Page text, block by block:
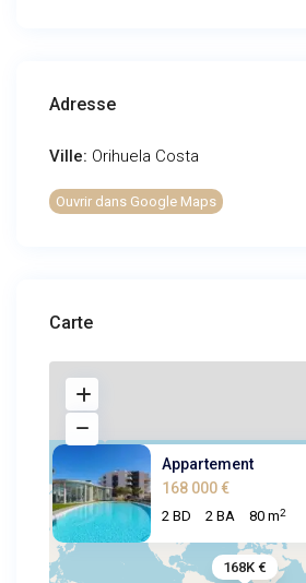
Adresse
Ville: Orihuela Costa
Ouvrir dans Google Maps
Carte
168K €
Appartement
168 000 €
2 BD 2 BA 80 m2